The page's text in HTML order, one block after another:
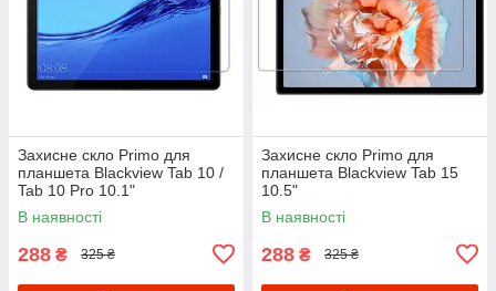
Захисне скло Primo для
планшета Blackview Tab 10 /
Tab 10 Pro 10.1"
В наявності
288 ₴ 325 ₴
Захисне скло Primo для
планшета Blackview Tab 15
10.5"
В наявності
288 ₴ 325 ₴